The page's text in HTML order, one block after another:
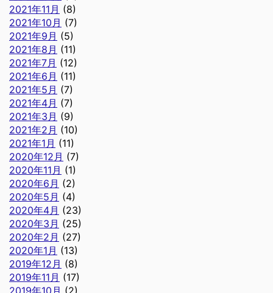
2021年11月 (8)
2021年10月 (7)
2021年9月 (5)
2021年8月 (11)
2021年7月 (12)
2021年6月 (11)
2021年5月 (7)
2021年4月 (7)
2021年3月 (9)
2021年2月 (10)
2021年1月 (11)
2020年12月 (7)
2020年11月 (1)
2020年6月 (2)
2020年5月 (4)
2020年4月 (23)
2020年3月 (25)
2020年2月 (27)
2020年1月 (13)
2019年12月 (8)
2019年11月 (17)